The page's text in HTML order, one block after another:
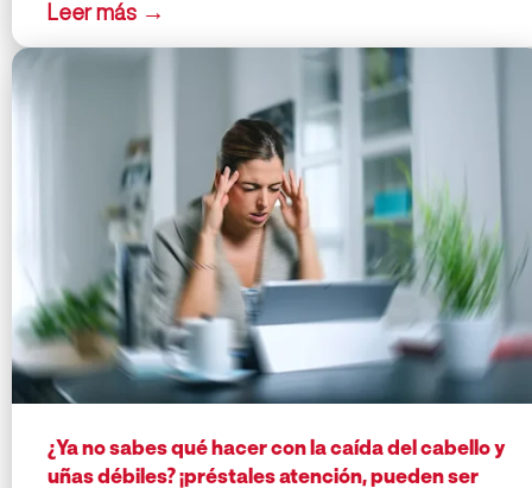
¿Ya no sabes qué hacer con la caída del cabello y
uñas débiles? ¡préstales atención, pueden ser